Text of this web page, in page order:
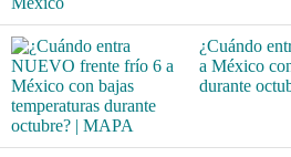
¿Cuándo
a México
durante